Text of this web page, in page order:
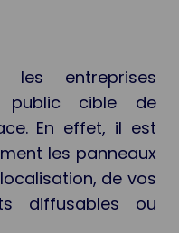
les entreprises
public cible de
En effet, il est
les panneaux
de vos
diffusables ou